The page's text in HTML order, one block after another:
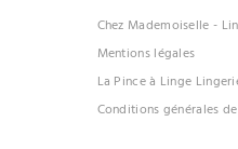
Chez Mademoiselle -
Mentions légales
La Pince à Linge
Conditions générales